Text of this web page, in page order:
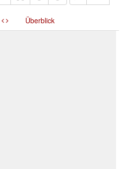
Überblick